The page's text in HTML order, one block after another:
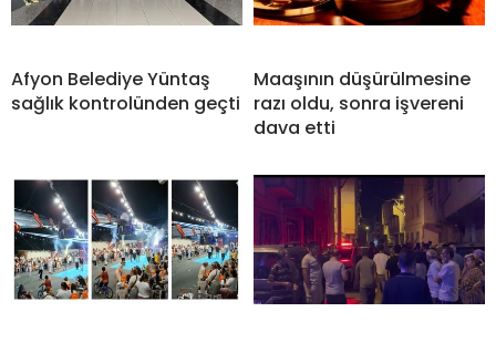
Afyon Belediye Yüntaş
sağlık kontrolünden geçti
Maaşının düşürülmesine
razı oldu, sonra işvereni
dava etti